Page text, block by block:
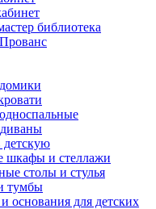
библиотека
и стеллажи
столы и стулья
тумбы
основания для детских